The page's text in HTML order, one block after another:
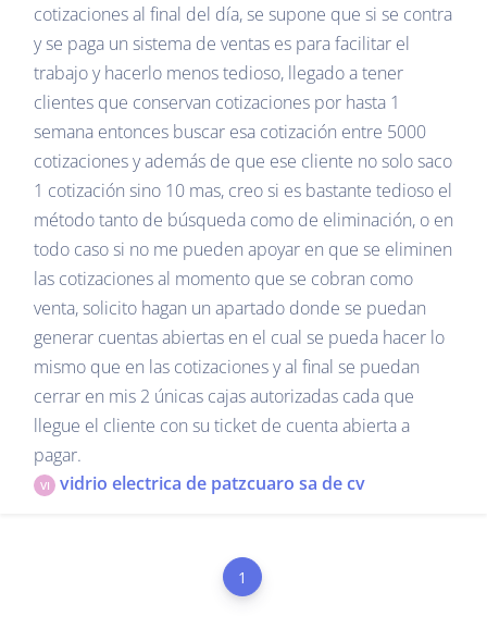
cotizaciones al final del día, se supone que si se contra
y se paga un sistema de ventas es para facilitar el
trabajo y hacerlo menos tedioso, llegado a tener
clientes que conservan cotizaciones por hasta 1
semana entonces buscar esa cotización entre 5000
cotizaciones y además de que ese cliente no solo saco
1 cotización sino 10 mas, creo si es bastante tedioso el
método tanto de búsqueda como de eliminación, o en
todo caso si no me pueden apoyar en que se eliminen
las cotizaciones al momento que se cobran como
venta, solicito hagan un apartado donde se puedan
generar cuentas abiertas en el cual se pueda hacer lo
mismo que en las cotizaciones y al final se puedan
cerrar en mis 2 únicas cajas autorizadas cada que
llegue el cliente con su ticket de cuenta abierta a
pagar.
VI vidrio electrica de patzcuaro sa de cv
1